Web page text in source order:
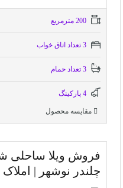
مقایسه محصول
فروش ویلا ساحلی
چلندر نوشهر |